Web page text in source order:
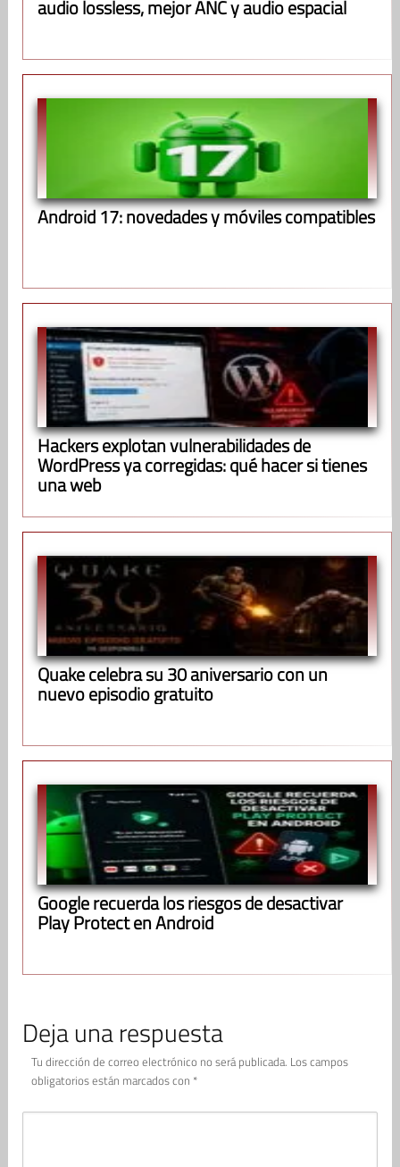
audio lossless, mejor ANC y audio espacial
Android 17: novedades y móviles compatibles
Hackers explotan vulnerabilidades de
WordPress ya corregidas: qué hacer si tienes
una web
Quake celebra su 30 aniversario con un
nuevo episodio gratuito
Google recuerda los riesgos de desactivar
Play Protect en Android
Deja una respuesta
Tu dirección de correo electrónico no será publicada. Los campos
obligatorios están marcados con *